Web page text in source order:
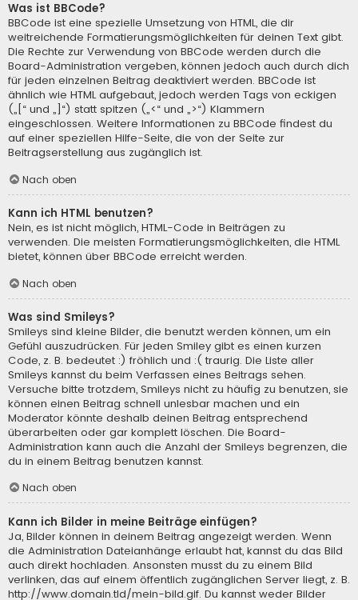
Was ist BBCode?
BBCode ist eine spezielle Umsetzung von HTML, die dir
weitreichende Formatierungsmöglichkeiten für deinen Text gibt.
Die Rechte zur Verwendung von BBCode werden durch die
Board-Administration vergeben, können jedoch auch durch dich
für jeden einzelnen Beitrag deaktiviert werden. BBCode ist
ähnlich wie HTML aufgebaut, jedoch werden Tags von eckigen
(„[“ und „]“) statt spitzen („<“ und „>“) Klammern
eingeschlossen. Weitere Informationen zu BBCode findest du
auf einer speziellen Hilfe-Seite, die von der Seite zur
Beitragserstellung aus zugänglich ist.
Nach oben
Kann ich HTML benutzen?
Nein, es ist nicht möglich, HTML-Code in Beiträgen zu
verwenden. Die meisten Formatierungsmöglichkeiten, die HTML
bietet, können über BBCode erreicht werden.
Nach oben
Was sind Smileys?
Smileys sind kleine Bilder, die benutzt werden können, um ein
Gefühl auszudrücken. Für jeden Smiley gibt es einen kurzen
Code, z. B. bedeutet :) fröhlich und :( traurig. Die Liste aller
Smileys kannst du beim Verfassen eines Beitrags sehen.
Versuche bitte trotzdem, Smileys nicht zu häufig zu benutzen, sie
können einen Beitrag schnell unlesbar machen und ein
Moderator könnte deshalb deinen Beitrag entsprechend
überarbeiten oder gar komplett löschen. Die Board-
Administration kann auch die Anzahl der Smileys begrenzen, die
du in einem Beitrag benutzen kannst.
Nach oben
Kann ich Bilder in meine Beiträge einfügen?
Ja, Bilder können in deinem Beitrag angezeigt werden. Wenn
die Administration Dateianhänge erlaubt hat, kannst du das Bild
auch direkt hochladen. Ansonsten musst du zu einem Bild
verlinken, das auf einem öffentlich zugänglichen Server liegt, z. B.
http://www.domain.tld/mein-bild.gif. Du kannst weder Bilder